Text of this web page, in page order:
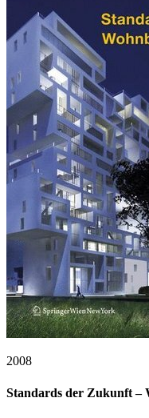
2008
Standards der Zukunft –